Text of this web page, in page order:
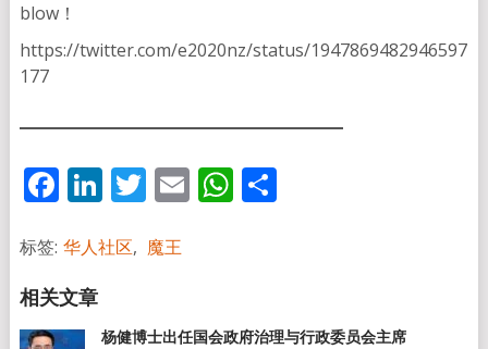
blow！
https://twitter.com/e2020nz/status/1947869482946597
177
Facebook
LinkedIn
Twitter
EmailWhatsApp
分
标签: 华人社区, 魔王
杨健博士出任国会政府治理与行政委员会主席